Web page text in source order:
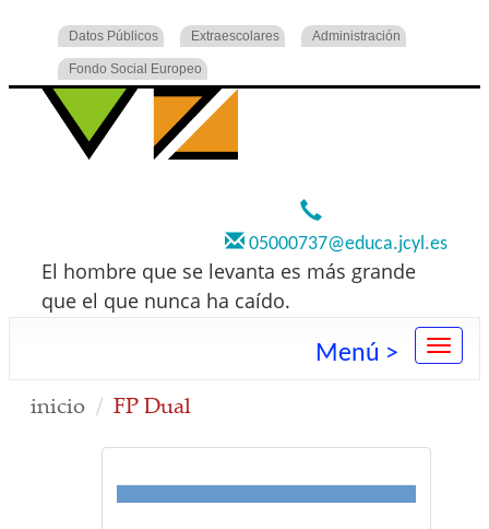
Datos Públicos Extraescolares Administración
Fondo Social Europeo
05000737@educa.jcyl.es
El hombre que se levanta es más grande
que el que nunca ha caído.
Menú >
inicio FP Dual